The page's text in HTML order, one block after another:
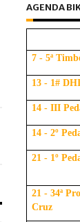
AGENDA
7 - 5ª
13 - 1#
14 - III
14 - 2º
21 - 1º
21 - 34ª
Cruz